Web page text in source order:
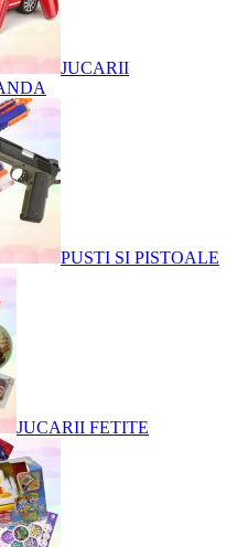
JUCARII
PUSTI SI PISTOALE
JUCARII FETITE